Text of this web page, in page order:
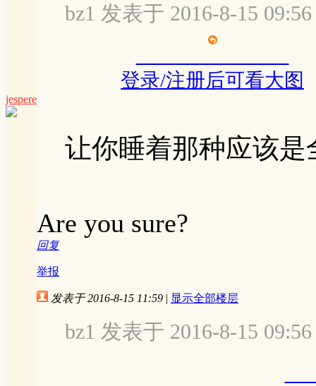
jespere
bz1 发表于 2016-8-15 09:56
登录/注册后可看大图
让你睡着那种应该是
Are you sure?
回复
举报
发表于 2016-8-15 11:59 | 显示全部楼层
bz1 发表于 2016-8-15 09:56